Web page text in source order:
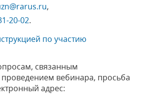
,
20-02.
по участию
связанным
вебинара, просьба
адрес: